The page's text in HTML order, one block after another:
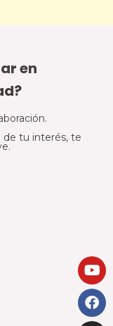
en
de tu interés, te